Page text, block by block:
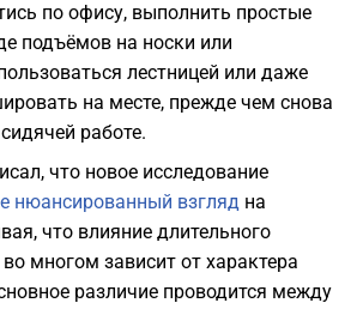
по офису, выполнить простые
подъёмов на носки или
лестницей или даже
на месте, прежде чем снова
работе.
что новое исследование
нюансированный взгляд на
что влияние длительного
многом зависит от характера
различие проводится между